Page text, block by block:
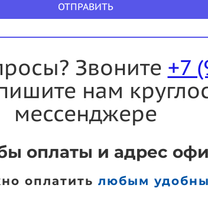
ОТПРАВИТЬ
Звоните +7
нам
мессенджере
оплаты и адрес
оплатить любым